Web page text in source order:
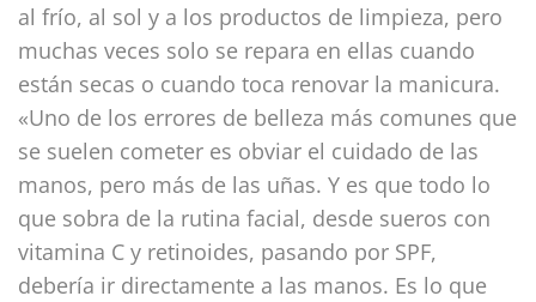
al frío, al sol y a los productos de limpieza, pero
muchas veces solo se repara en ellas cuando
están secas o cuando toca renovar la manicura.
«Uno de los errores de belleza más comunes que
se suelen cometer es obviar el cuidado de las
manos, pero más de las uñas. Y es que todo lo
que sobra de la rutina facial, desde sueros con
vitamina C y retinoides, pasando por SPF,
debería ir directamente a las manos. Es lo que